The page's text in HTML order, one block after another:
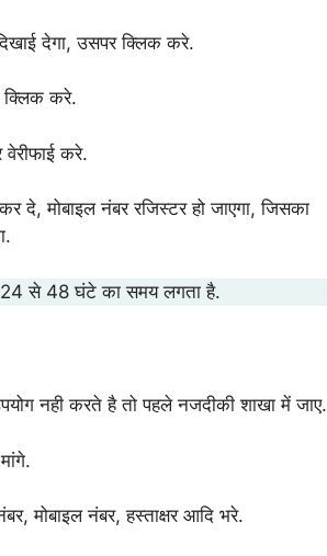
देगा, उसपर क्लिक करे.
क्लिक करे.
करे.
दे, मोबाइल नंबर रजिस्टर हो जाएगा, जिसका
24 से 48 घंटे का समय लगता है.
नही करते है तो पहले नजदीकी शाखा में जाए.
मोबाइल नंबर, हस्ताक्षर आदि भरे.